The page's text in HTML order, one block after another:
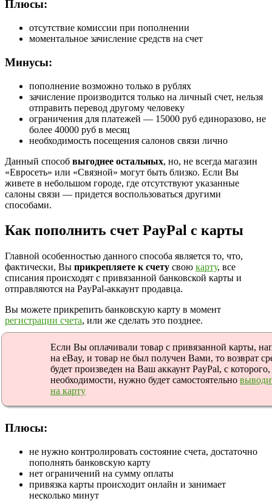
Плюсы:
отсутствие комиссии при пополнении
моментальное зачисление средств на счет
Минусы:
пополнение возможно только в рублях
зачисление производится только на личный счет, нельзя
отправить перевод другому человеку
ограничения для платежей — 15000 руб единоразово, не
более 40000 руб в месяц
необходимость посещения салонов связи лично
Данный способ выгоднее остальных, но, не всегда магазин
«Евросеть» или «Связной» могут быть близко. Если Вы
живете в небольшом городе, где отсутствуют указанные
салоны связи — придется воспользоваться другими
способами.
Как пополнить счет PayPal с карты
Главной особенностью данного способа является то, что,
фактически, Вы прикрепляете к счету свою карту, все
списания происходят с привязанной банковской карты и
отправляются на PayPal-аккаунт продавца.
Вы можете прикрепить банковскую карту в момент
регистрации счета, или же сделать это позднее.
Если Вы оплачивали товар с привязанной карты,
на eBay, и товар не был получен Вами, то возврат
будет произведен на Ваш аккаунт PayPal, с
необходимости, нужно будет самостоятельно
на карту
Плюсы:
не нужно контролировать состояние счета, достаточно
пополнять банковскую карту
нет ограничений на сумму оплаты
привязка карты происходит онлайн и занимает
несколько минут